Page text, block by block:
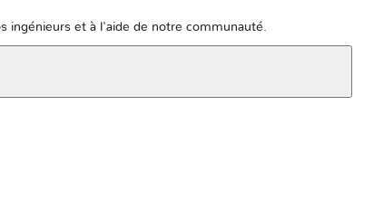
ingénieurs et à l'aide de notre communauté.